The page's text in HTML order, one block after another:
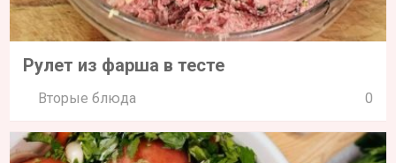
Рулет из фарша в тесте
Вторые блюда 0